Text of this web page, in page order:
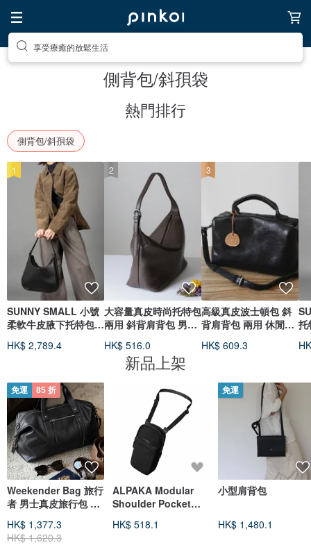
去尋找靈感吧
側背包/斜孭袋
熱門排行
側背包/斜孭袋
SUNNY SMALL 小號
柔軟牛皮腋下托特包
HK$ 2,789.4
1
大容量真皮時尚托特包
兩用 斜背肩背包 男女
HK$ 516.0
2
高級真皮波士頓包 斜
背肩背包 兩用 休閒包
HK$ 609.3
3
托
新品上架
免運 85 折
Weekender Bag 旅行
者 男士真皮旅行包 進
HK$ 1,377.3
HK$ 1,620.3
ALPAKA Modular
Shoulder Pocket
HK$ 518.1
免運
小型肩背包
HK$ 1,480.1